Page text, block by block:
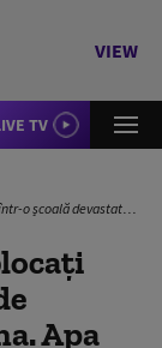
VIEW
TV
în China. Apa ajunsese la cinci metri
Apa